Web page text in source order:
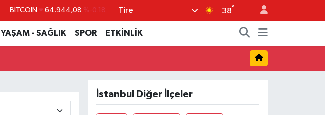
BITCOIN 64.944,08 %-0.18
DOLAR 47,7436 %0.18
EURO 55,2510 %0.32
BİST100 13.779
Tire 38°
YAŞAM - SAĞLIK SPOR ETKİNLİK
İstanbul Diğer İlçeler